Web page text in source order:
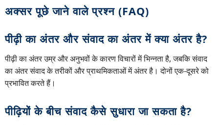
अक्सर पूछे जाने वाले प्रश्न (FAQ)
पीढ़ी का अंतर और संवाद का अंतर में क्या अंतर है?
पीढ़ी का अंतर उम्र और अनुभवों के कारण विचारों में भिन्नता है, जबकि संवाद
का अंतर संवाद के तरीकों और प्राथमिकताओं में अंतर है। दोनों एक-दूसरे को
प्रभावित करते हैं।
पीढ़ियों के बीच संवाद कैसे सुधारा जा सकता है?